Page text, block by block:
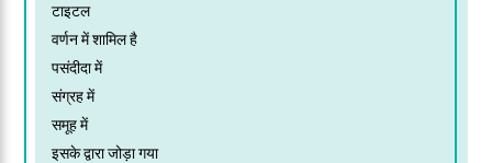
टाइटल
वर्णन में शामिल है
पसंदीदा में
संग्रह में
समूह में
इसके द्वारा जोड़ा गया